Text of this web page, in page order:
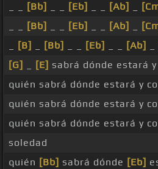
[Bb] [Eb] [Ab]
[Bb] [Eb] [Ab]
[B] [Bb] [Eb] [Ab]
[G]
[E] sabrá dónde estará
quién sabrá dónde estará y
quién sabrá dónde estará y
quién sabrá dónde estará y
soledad
quién [Bb] sabrá dónde [Eb]